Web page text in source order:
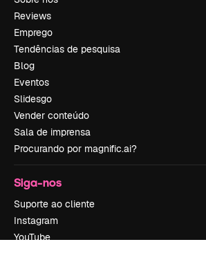
Reviews
Emprego
Tendências de pesquisa
Blog
Eventos
Slidesgo
Vender conteúdo
Sala de imprensa
Procurando por magnific.ai?
Siga-nos
Suporte ao cliente
Instagram
YouTube